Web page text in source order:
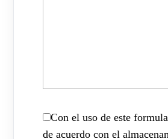
Con el uso de este
de acuerdo con el